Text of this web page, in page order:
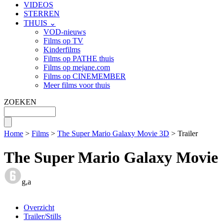
VIDEOS
STERREN
THUIS ⌄
VOD-nieuws
Films op TV
Kinderfilms
Films op PATHE thuis
Films op mejane.com
Films op CINEMEMBER
Meer films voor thuis
ZOEKEN
Home > Films > The Super Mario Galaxy Movie 3D > Trailer
The Super Mario Galaxy Movie
g,a
Overzicht
Trailer/Stills